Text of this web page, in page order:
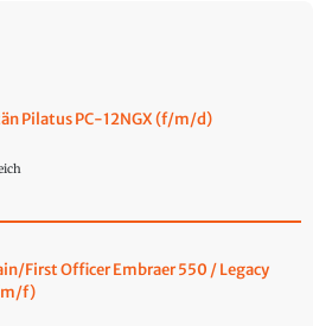
Pilatus PC-12NGX (f/m/d)
First Officer Embraer 550 / Legacy
f)